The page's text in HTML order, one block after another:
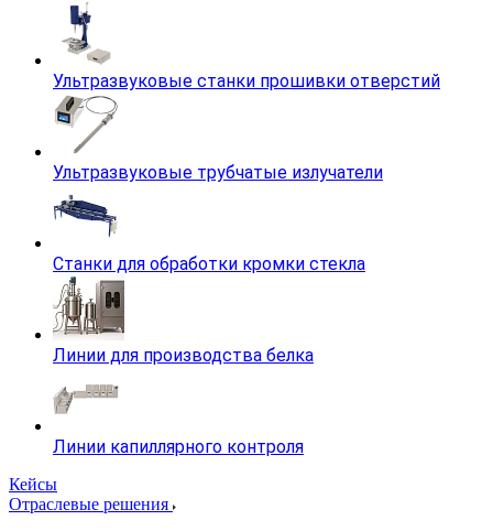
Ультразвуковые станки прошивки отверстий
Ультразвуковые трубчатые излучатели
Станки для обработки кромки стекла
Линии для производства белка
Линии капиллярного контроля
Кейсы
Отраслевые решения